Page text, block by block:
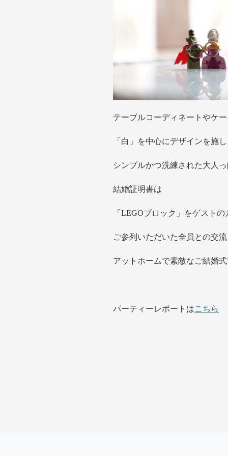
テーブルコーディネートやケ
「白」を中心にデザインを施し
シンプルかつ洗練された大人っ
結婚証明書は
「LEGOブロック」をゲスト
ご参列いただいた全員との交
アットホームで素敵なご結婚式
パーティーレポートはこちら